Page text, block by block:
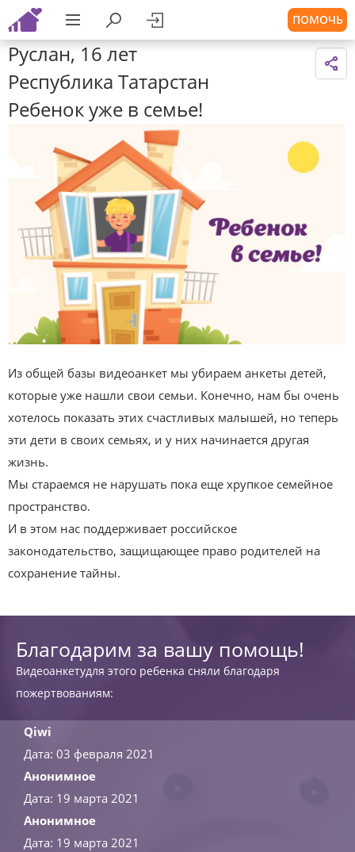
ПОМОЧЬ
Руслан, 16 лет
Республика Татарстан
Ребенок уже в семье!
Из общей базы видеоанкет мы убираем анкеты детей,
которые уже нашли свои семьи. Конечно, нам бы очень
хотелось показать этих счастливых малышей, но теперь
эти дети в своих семьях, и у них начинается другая
жизнь.
Мы стараемся не нарушать пока еще хрупкое семейное
пространство.
И в этом нас поддерживает российское
законодательство, защищающее право родителей на
сохранение тайны.
Благодарим за вашу помощь!
Видеоанкетудля этого ребенка сняли благодаря
пожертвованиям:
Qiwi
Дата: 03 февраля 2021
Анонимное
Дата: 19 марта 2021
Анонимное
Дата: 19 марта 2021